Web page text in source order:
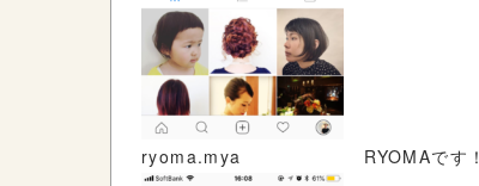
ryoma.mya RYOMAです！